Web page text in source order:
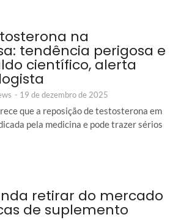
na
tendência perigosa e
científico, alerta
- 19 de dezembro de 2025
que a reposição de testosterona em
pela medicina e pode trazer sérios
retirar do mercado
de suplemento